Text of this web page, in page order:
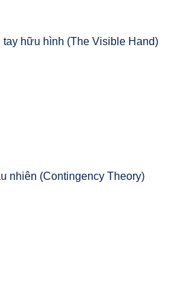
tay hữu hình (The Visible Hand)
nhiên (Contingency Theory)